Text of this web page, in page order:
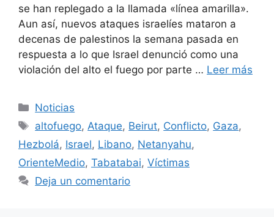
se han replegado a la llamada «línea amarilla».
Aun así, nuevos ataques israelíes mataron a
decenas de palestinos la semana pasada en
respuesta a lo que Israel denunció como una
violación del alto el fuego por parte … Leer más
Categorías
Noticias
Etiquetas
altofuego, Ataque, Beirut, Conflicto, Gaza,
Hezbolá, Israel, Libano, Netanyahu,
OrienteMedio, Tabatabai, Víctimas
Deja un comentario